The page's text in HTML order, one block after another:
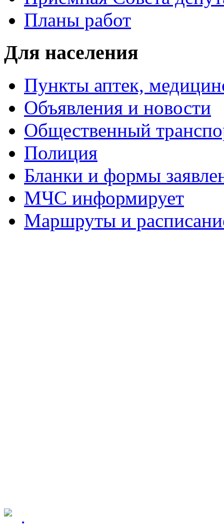
Планы работ
Для населения
Пункты аптек,
Объявления и новости
Общественный
Полиция
Бланки и формы
МЧС информирует
Маршруты и